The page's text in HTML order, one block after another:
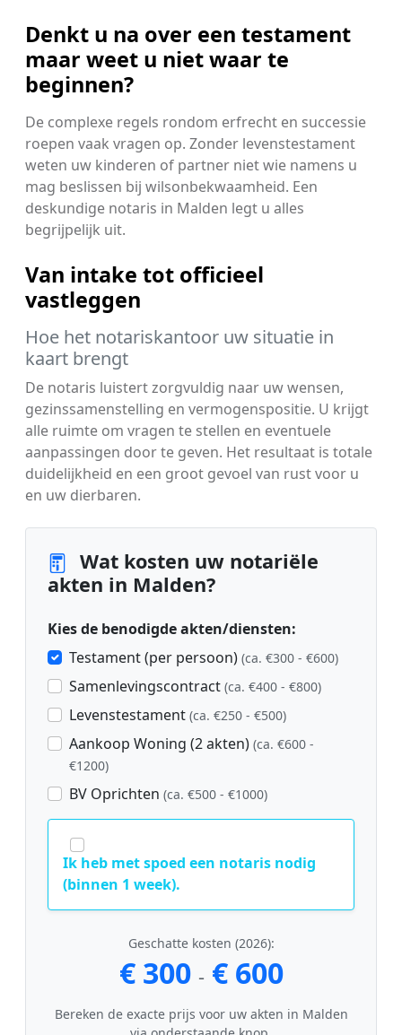
Denkt u na over een testament
maar weet u niet waar te
beginnen?
De complexe regels rondom erfrecht en successie
roepen vaak vragen op. Zonder levenstestament
weten uw kinderen of partner niet wie namens u
mag beslissen bij wilsonbekwaamheid. Een
deskundige notaris in Malden legt u alles
begrijpelijk uit.
Van intake tot officieel
vastleggen
Hoe het notariskantoor uw situatie in
kaart brengt
De notaris luistert zorgvuldig naar uw wensen,
gezinssamenstelling en vermogenspositie. U krijgt
alle ruimte om vragen te stellen en eventuele
aanpassingen door te geven. Het resultaat is totale
duidelijkheid en een groot gevoel van rust voor u
en uw dierbaren.
Wat kosten uw notariële
akten in Malden?
Kies de benodigde akten/diensten:
Testament (per persoon) (ca. €300 - €600)
Samenlevingscontract (ca. €400 - €800)
Levenstestament (ca. €250 - €500)
Aankoop Woning (2 akten) (ca. €600 -
€1200)
BV Oprichten (ca. €500 - €1000)
Ik heb met spoed een notaris nodig
(binnen 1 week).
Geschatte kosten (2026):
€ 300 - € 600
Bereken de exacte prijs voor uw akten in Malden